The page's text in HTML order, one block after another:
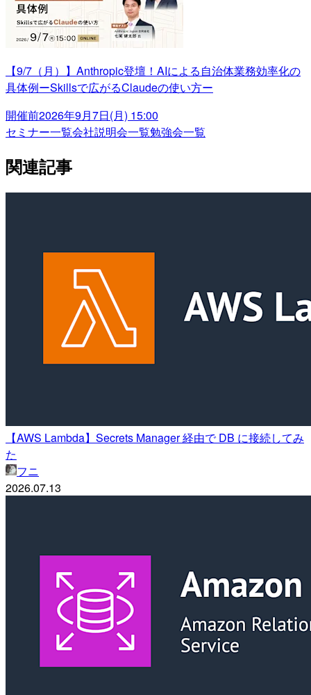
【9/7（月）】Anthropic登壇！AIによる自治体業務効率化の
具体例ーSkillsで広がるClaudeの使い方ー
開催前2026年9月7日(月) 15:00
セミナー一覧会社説明会一覧勉強会一覧
関連記事
【AWS Lambda】Secrets Manager 経由で DB に接続してみ
た
フニ
2026.07.13